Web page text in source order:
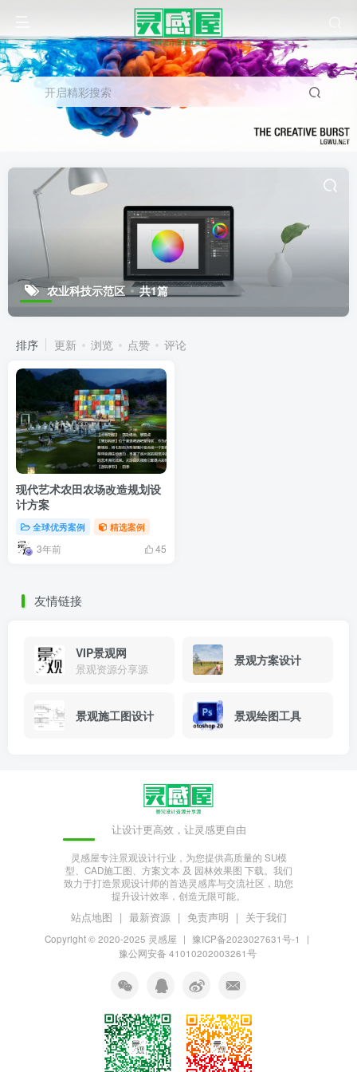
开启精彩搜索
农业科技示范区 共1篇
排序 更新 浏览 点赞 评论
现代艺术农田农场改造规划设
计方案
全球优秀案例 精选案例
3年前 45
友情链接
VIP景观网
景观资源分享源
景观方案设计
景观施工图设计 景观绘图工具
让设计更高效，让灵感更自由
灵感屋专注景观设计行业，为您提供高质量的 SU模
型、CAD施工图、方案文本 及 园林效果图 下载。我们
致力于打造景观设计师的首选灵感库与交流社区，助您
提升设计效率，创造无限可能。
站点地图 | 最新资源 | 免责声明 | 关于我们
Copyright © 2020-2025 灵感屋 | 豫ICP备2023027631号-1
|
豫公网安备 41010202003261号